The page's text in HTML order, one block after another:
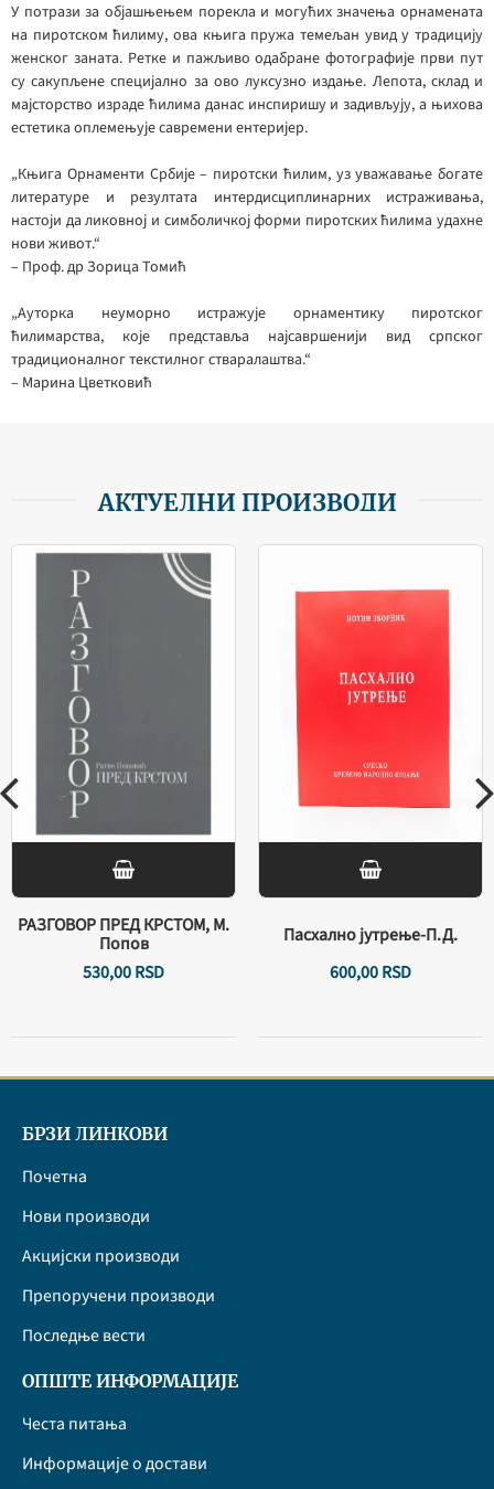
У потрази за објашњењем порекла и могућих значења орнамената
на пиротском ћилиму, ова књига пружа темељан увид у традицију
женског заната. Ретке и пажљиво одабране фотографије први пут
су сакупљене специјално за ово луксузно издање. Лепота, склад и
мајсторство израде ћилима данас инспиришу и задивљују, а њихова
естетика оплемењује савремени ентеријер.
„Књига Орнаменти Србије – пиротски ћилим, уз уважавање богате
литературе и резултата интердисциплинарних истраживања,
настоји да ликовној и симболичкој форми пиротских ћилима удахне
нови живот.“
– Проф. др Зорица Томић
„Ауторка неуморно истражује орнаментику пиротског
ћилимарства, које представља најсавршенији вид српског
традиционалног текстилног стваралаштва.“
– Марина Цветковић
АКТУЕЛНИ ПРОИЗВОДИ
РАЗГОВОР ПРЕД КРСТОМ, М.
Попов
530,00RSD
Пасхално јутрење-П.Д.
600,00RSD
БРЗИ ЛИНКОВИ
Почетна
Нови производи
Акцијски производи
Препоручени производи
Последње вести
ОПШТЕ ИНФОРМАЦИЈЕ
Честа питања
Информације о достави